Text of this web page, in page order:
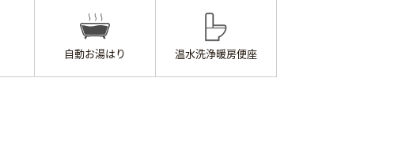
自動お湯はり 温水洗浄暖房便座